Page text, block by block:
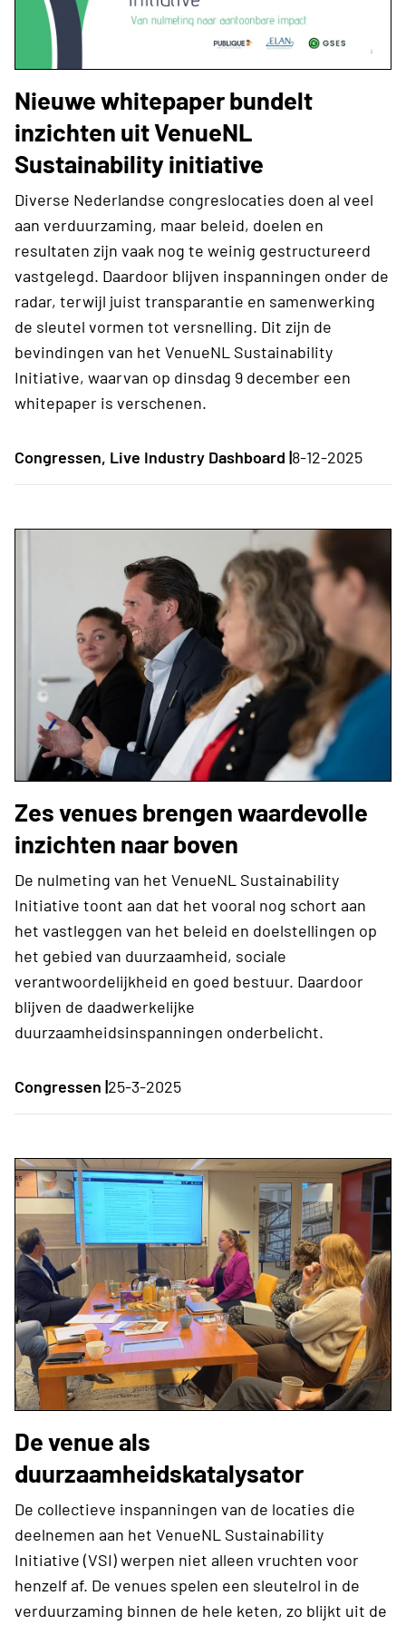
Nieuwe whitepaper bundelt
inzichten uit VenueNL
Sustainability initiative
Diverse Nederlandse congreslocaties doen al veel
aan verduurzaming, maar beleid, doelen en
resultaten zijn vaak nog te weinig gestructureerd
vastgelegd. Daardoor blijven inspanningen onder de
radar, terwijl juist transparantie en samenwerking
de sleutel vormen tot versnelling. Dit zijn de
bevindingen van het VenueNL Sustainability
Initiative, waarvan op dinsdag 9 december een
whitepaper is verschenen.
Congressen, Live Industry Dashboard |8-12-2025
Zes venues brengen waardevolle
inzichten naar boven
De nulmeting van het VenueNL Sustainability
Initiative toont aan dat het vooral nog schort aan
het vastleggen van het beleid en doelstellingen op
het gebied van duurzaamheid, sociale
verantwoordelijkheid en goed bestuur. Daardoor
blijven de daadwerkelijke
duurzaamheidsinspanningen onderbelicht.
Congressen |25-3-2025
De venue als
duurzaamheidskatalysator
De collectieve inspanningen van de locaties die
deelnemen aan het VenueNL Sustainability
Initiative (VSI) werpen niet alleen vruchten voor
henzelf af. De venues spelen een sleutelrol in de
verduurzaming binnen de hele keten, zo blijkt uit de